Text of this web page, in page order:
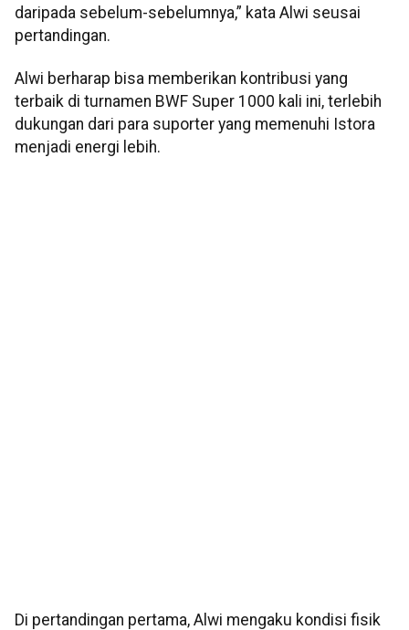
daripada sebelum-sebelumnya,” kata Alwi seusai
pertandingan.
Alwi berharap bisa memberikan kontribusi yang
terbaik di turnamen BWF Super 1000 kali ini, terlebih
dukungan dari para suporter yang memenuhi Istora
menjadi energi lebih.
Di pertandingan pertama, Alwi mengaku kondisi fisik